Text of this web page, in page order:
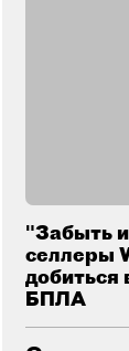
"Забыть
селлеры
добиться
БПЛА